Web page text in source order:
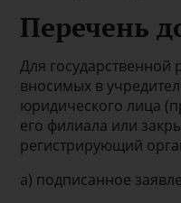
Перечень
Для государственной
вносимых в
юридического лица
его филиала или
регистрирующий
а) подписанное